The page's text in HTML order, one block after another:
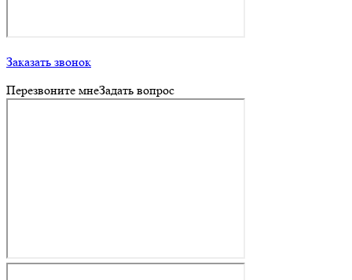
Заказать звонок
Перезвоните мнеЗадать вопрос